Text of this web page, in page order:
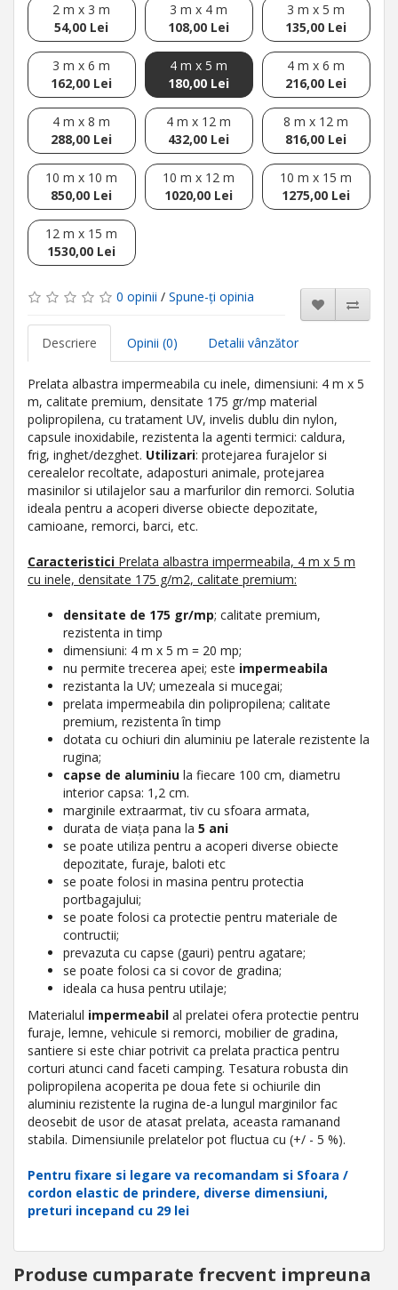
2 m x 3 m
54,00 Lei
3 m x 4 m
108,00 Lei
3 m x 5 m
135,00 Lei
3 m x 6 m
162,00 Lei
4 m x 5 m
180,00 Lei
4 m x 6 m
216,00 Lei
4 m x 8 m
288,00 Lei
4 m x 12 m
432,00 Lei
8 m x 12 m
816,00 Lei
10 m x 10 m
850,00 Lei
10 m x 12 m
1020,00 Lei
10 m x 15 m
1275,00 Lei
12 m x 15 m
1530,00 Lei
0 opinii / Spune-ţi opinia
Descriere Opinii (0) Detalii vânzător
Prelata albastra impermeabila cu inele, dimensiuni: 4 m x 5
m, calitate premium, densitate 175 gr/mp material
polipropilena, cu tratament UV, invelis dublu din nylon,
capsule inoxidabile, rezistenta la agenti termici: caldura,
frig, inghet/dezghet. Utilizari: protejarea furajelor si
cerealelor recoltate, adaposturi animale, protejarea
masinilor si utilajelor sau a marfurilor din remorci. Solutia
ideala pentru a acoperi diverse obiecte depozitate,
camioane, remorci, barci, etc.
Caracteristici Prelata albastra impermeabila, 4 m x 5 m
cu inele, densitate 175 g/m2, calitate premium:
densitate de 175 gr/mp; calitate premium,
rezistenta in timp
dimensiuni: 4 m x 5 m = 20 mp;
nu permite trecerea apei; este impermeabila
rezistanta la UV; umezeala si mucegai;
prelata impermeabila din polipropilena; calitate
premium, rezistenta în timp
dotata cu ochiuri din aluminiu pe laterale rezistente la
rugina;
capse de aluminiu la fiecare 100 cm, diametru
interior capsa: 1,2 cm.
marginile extraarmat, tiv cu sfoara armata,
durata de viața pana la 5 ani
se poate utiliza pentru a acoperi diverse obiecte
depozitate, furaje, baloti etc
se poate folosi in masina pentru protectia
portbagajului;
se poate folosi ca protectie pentru materiale de
contructii;
prevazuta cu capse (gauri) pentru agatare;
se poate folosi ca si covor de gradina;
ideala ca husa pentru utilaje;
Materialul impermeabil al prelatei ofera protectie pentru
furaje, lemne, vehicule si remorci, mobilier de gradina,
santiere si este chiar potrivit ca prelata practica pentru
corturi atunci cand faceti camping. Tesatura robusta din
polipropilena acoperita pe doua fete si ochiurile din
aluminiu rezistente la rugina de-a lungul marginilor fac
deosebit de usor de atasat prelata, aceasta ramanand
stabila. Dimensiunile prelatelor pot fluctua cu (+/ - 5 %).
Pentru fixare si legare va recomandam si Sfoara /
cordon elastic de prindere, diverse dimensiuni,
preturi incepand cu 29 lei
Produse cumparate frecvent impreuna